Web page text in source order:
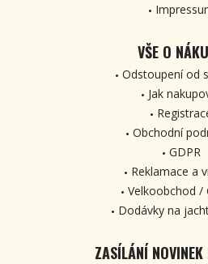
VŠE O
Odstoupení od
Jak
Obchodní
GDPR
Reklamace a
Velkoobchod /
Dodávky na
ZASÍLÁNÍ